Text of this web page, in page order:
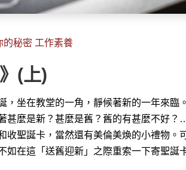
的秘密 工作素養
(上)
，坐在教堂的一角，靜候著新的一年來臨
甚麼是新？甚麼是舊？舊的有甚麼不好
收聖誕卡，當然還有美倫美煥的小禮物。
如在這「送舊迎新」之際重索一下寄聖誕